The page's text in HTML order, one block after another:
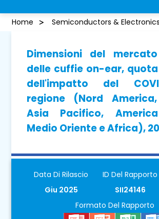
Home Semiconductors & Electronics
Dimensioni del
delle cuffie on-ear,
dell'impatto del
regione (Nord
Asia Pacifico,
Medio Oriente e Africa),
Data Di Rilascio
Giu 2025
ID Del Rapporto
SII24146
Formato Del Rapporto